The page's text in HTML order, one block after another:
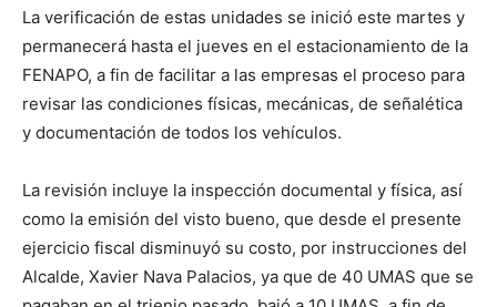
La verificación de estas unidades se inició este martes y
permanecerá hasta el jueves en el estacionamiento de la
FENAPO, a fin de facilitar a las empresas el proceso para
revisar las condiciones físicas, mecánicas, de señalética
y documentación de todos los vehículos.
La revisión incluye la inspección documental y física, así
como la emisión del visto bueno, que desde el presente
ejercicio fiscal disminuyó su costo, por instrucciones del
Alcalde, Xavier Nava Palacios, ya que de 40 UMAS que se